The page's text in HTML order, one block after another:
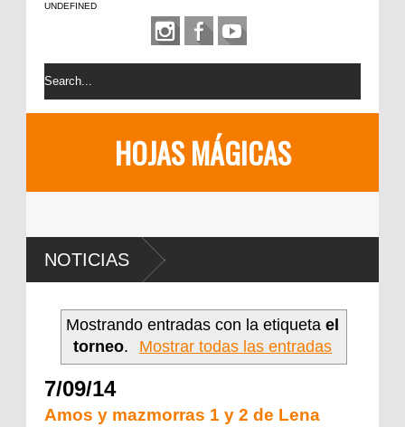
UNDEFINED
HOJAS MÁGICAS
NOTICIAS
Mostrando entradas con la etiqueta el
torneo. Mostrar todas las entradas
7/09/14
Amos y mazmorras 1 y 2 de Lena